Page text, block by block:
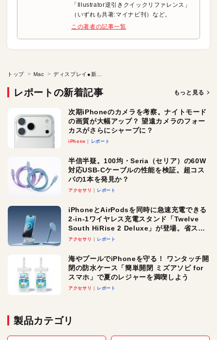
「Illustrator逆引きクイックリファレンス」
（いずれも共著:マイナビ刊）など。
この著者の記事一覧
トップ Mac
レポートの新着記事 もっと見る
次期iPhoneのカメラを考察。ナイトモード
の画質が大幅アップ？ 望遠カメラのフォー
カスがさらにシャープに？
iPhone レポート
半信半疑。100均・Seria（セリア）の60W
対応USB-Cケーブルの性能を検証。超コス
パの1本を発見か？
アクセサリ レポート
iPhoneとAirPodsを同時に急速充電できる
2-in-1ワイヤレス充電スタンド「Twelve
South HiRise 2 Deluxe」が登場。省スペ
ースでおしゃれに充電したい人にオスス
アクセサリ レポート
海やプールでiPhoneを守る！ ワンタッチ開
閉の防水ケース「簡単開閉 ミズアソビ for
スマホ」で夏のレジャーを満喫しよう
アクセサリ レポート
製品カテゴリ